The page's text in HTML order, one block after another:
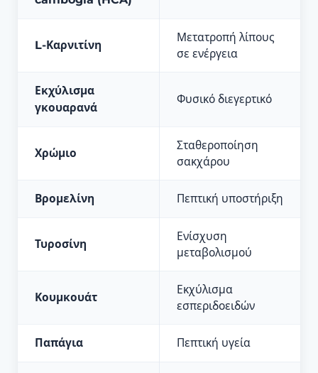
L-Καρνιτίνη
Μετατροπή λίπους
σε ενέργεια
Εκχύλισμα
γκουαρανά
Φυσικό διεγερτικό
Χρώμιο
Σταθεροποίηση
σακχάρου
Βρομελίνη Πεπτική υποστήριξη
Τυροσίνη
Ενίσχυση
μεταβολισμού
Κουμκουάτ
Εκχύλισμα
εσπεριδοειδών
Παπάγια Πεπτική υγεία